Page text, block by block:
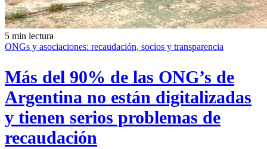
5 min lectura
ONGs y asociaciones: recaudación, socios y transparencia
Más del 90% de las ONG’s de
Argentina no están digitalizadas
y tienen serios problemas de
recaudación